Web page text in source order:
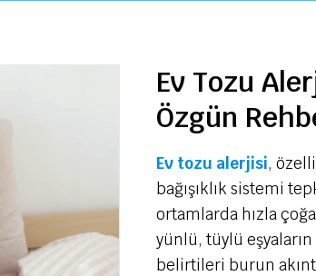
Ev Tozu
Özgün
Ev tozu alerjisi,
bağışıklık sistemi
ortamlarda hızla
yünlü, tüylü
belirtileri burun